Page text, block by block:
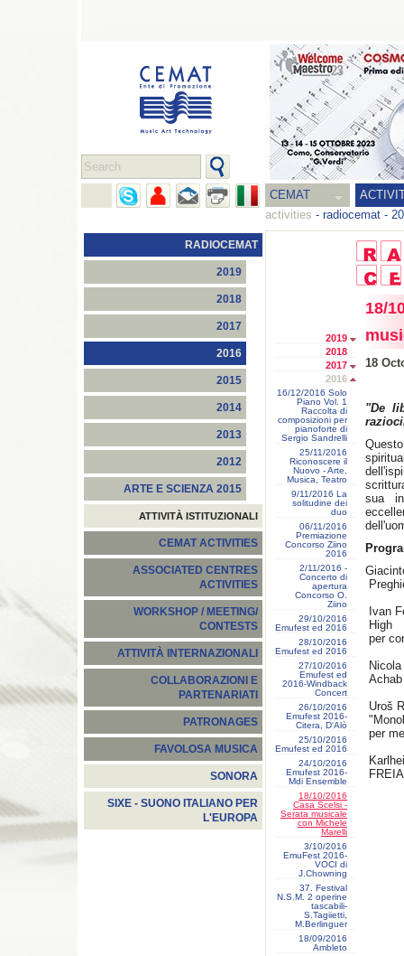
CEMAT
activities - radiocemat -
RADIOCEMAT
2019
2018
2017
2016
2015
2014
2013
2012
ARTE E SCIENZA 2015
ATTIVITÀ ISTITUZIONALI
CEMAT ACTIVITIES
ASSOCIATED CENTRES
ACTIVITIES
WORKSHOP / MEETING/
CONTESTS
ATTIVITÀ INTERNAZIONALI
COLLABORAZIONI E
PARTENARIATI
PATRONAGES
FAVOLOSA MUSICA
SONORA
SIXE - SUONO ITALIANO PER
L'EUROPA
2019
2018
2017
2016
16/12/2016 Solo
Piano Vol. 1
Raccolta di
composizioni per
pianoforte di
Sergio Sandrelli
25/11/2016
Riconoscere il
Nuovo - Arte,
Musica, Teatro
9/11/2016 La
solitudine dei
duo
06/11/2016
Premiazione
Concorso Ziino
2016
2/11/2016 -
Concerto di
apertura
Concorso O.
Ziino
29/10/2016
Emufest ed 2016
28/10/2016
Emufest ed 2016
27/10/2016
Emufest ed
2016-Windback
Concert
26/10/2016
Emufest 2016-
Citera, D'Alò
25/10/2016
Emufest ed 2016
24/10/2016
Emufest 2016-
Mdi Ensemble
18/10/2016
Casa Scelsi -
Serata musicale
con Michele
Marelli
3/10/2016
EmuFest 2016-
VOCI di
J.Chowning
37. Festival
N.S.M. 2 operine
tascabili-
S.Tagiietti,
M.Berlinguer
18/09/2016
Ambleto
18/
18
"De
sua
Ivan
High
per
Achab
Uroš
per
FREIA